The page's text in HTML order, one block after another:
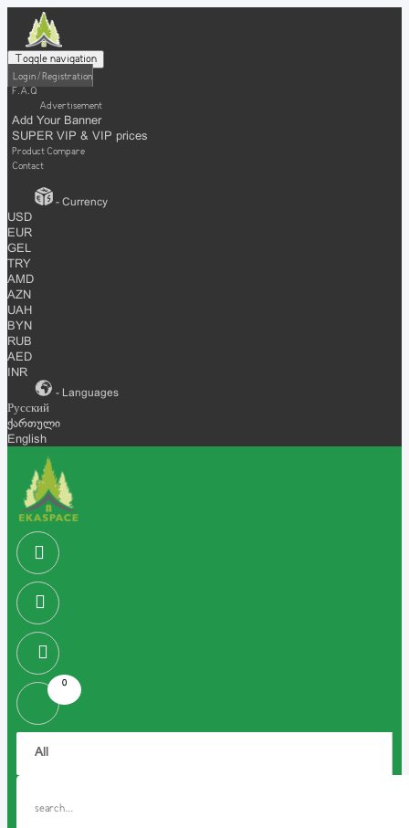
Toggle navigation
Login / Registration
F.A.Q
Advertisement
Add Your Banner
SUPER VIP & VIP prices
Product Compare
Contact
- Currency
USD
EUR
GEL
TRY
AMD
AZN
UAH
BYN
RUB
AED
INR
- Languages
Русский
ქართული
English
0